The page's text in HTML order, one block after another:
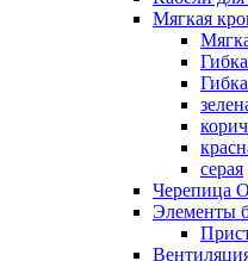
Мягкая
серая
Черепица
Элементы